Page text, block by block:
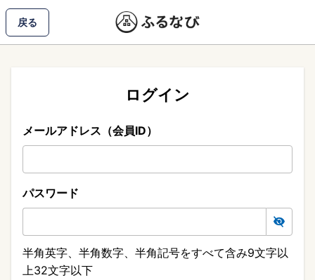
戻る
ログイン
メールアドレス（会員ID）
パスワード
半角英字、半角数字、半角記号をすべて含み9文字以
上32文字以下